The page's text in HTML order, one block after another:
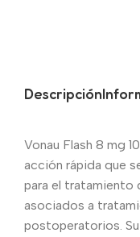
Descripción
Vonau Flash 8 mg
acción rápida que
para el tratamiento
asociados a
postoperatorios.